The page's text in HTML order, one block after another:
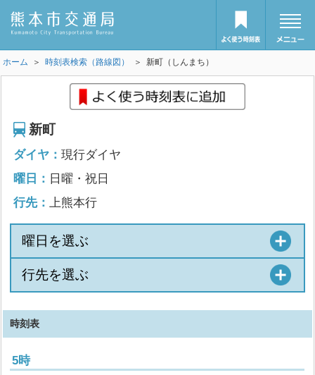
ホーム ＞時刻表検索（路線図） ＞ 新町（しんまち）
新町
ダイヤ：現行ダイヤ
曜日： 日曜・祝日
行先：上熊本行
曜日を選ぶ
行先を選ぶ
時刻表
5時